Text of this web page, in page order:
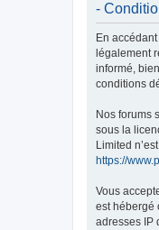
-
En
légalement
informé,
conditions
Nos forums
sous la
Limited
https://
Vous
est hébergé
adresses IP